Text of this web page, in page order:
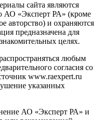
сайта являются
АО «Эксперт РА» (кроме
авторство) и охраняются
предназначена для
целях.
любым
согласия со
www.raexpert.ru
указанных
АО «Эксперт РА» и